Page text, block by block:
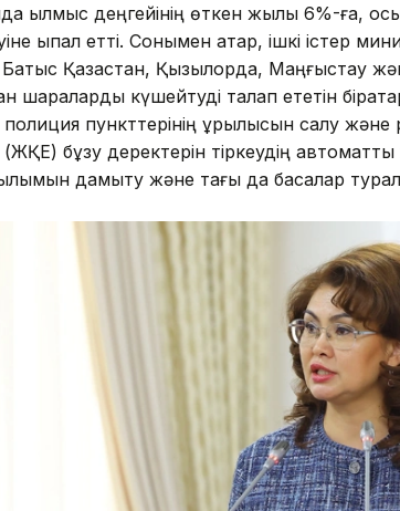
қылмыс деңгейінің өткен жылы 6%-ға,
ықпал етті. Сонымен қатар, ішкі істер
Қазақстан, Қызылорда, Маңғыстау
шараларды күшейтуді талап ететін
полиция пункттерінің құрылысын салу
(ЖҚЕ) бұзу деректерін тіркеудің
дамыту және тағы да басқалар